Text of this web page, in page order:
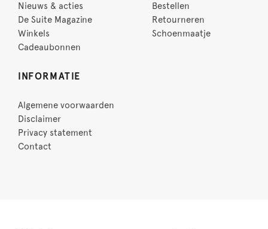
Nieuws & acties
De Suite Magazine
Winkels
Cadeaubonnen
Bestellen
Retourneren
Schoenmaatje
INFORMATIE
Algemene voorwaarden
Disclaimer
Privacy statement
Contact